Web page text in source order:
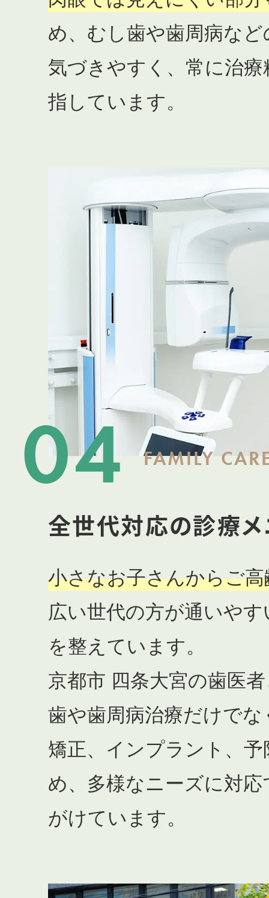
め、むし歯や歯周病な
気づきやすく、常に治
指しています。
04 FAMILY
全世代対応の診療メ
小さなお子さんからご
広い世代の方が通いや
を整えています。
京都市 四条大宮の歯医
歯や歯周病治療だけでな
矯正、インプラント、
め、多様なニーズに対
がけています。